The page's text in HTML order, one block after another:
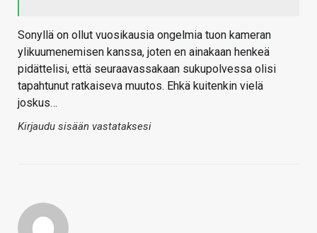
Sonyllä on ollut vuosikausia ongelmia tuon kameran
ylikuumenemisen kanssa, joten en ainakaan henkeä
pidättelisi, että seuraavassakaan sukupolvessa olisi
tapahtunut ratkaiseva muutos. Ehkä kuitenkin vielä
joskus…
Kirjaudu sisään vastataksesi